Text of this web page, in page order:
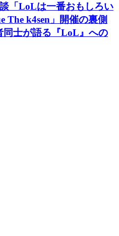
「LoLは一番おもしろい
The k4sen」開催の裏側
同士が語る『LoL』への